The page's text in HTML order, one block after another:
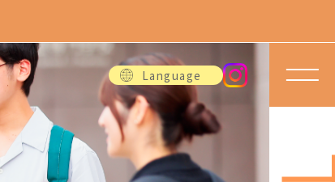
Language